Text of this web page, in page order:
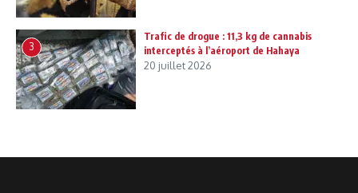
3
Trafic de drogue : 11,3 kg de cannabis
interceptés à l’aéroport de Hahaya
20 juillet 2026